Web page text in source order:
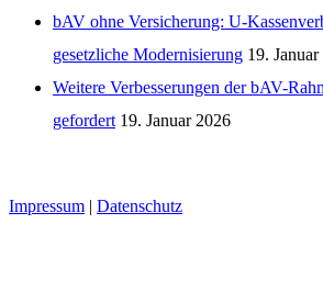
bAV ohne Versicherung: U-
gesetzliche Modernisierung 19.
Weitere Verbesserungen der bAV-
gefordert 19. Januar 2026
Impressum | Datenschutz